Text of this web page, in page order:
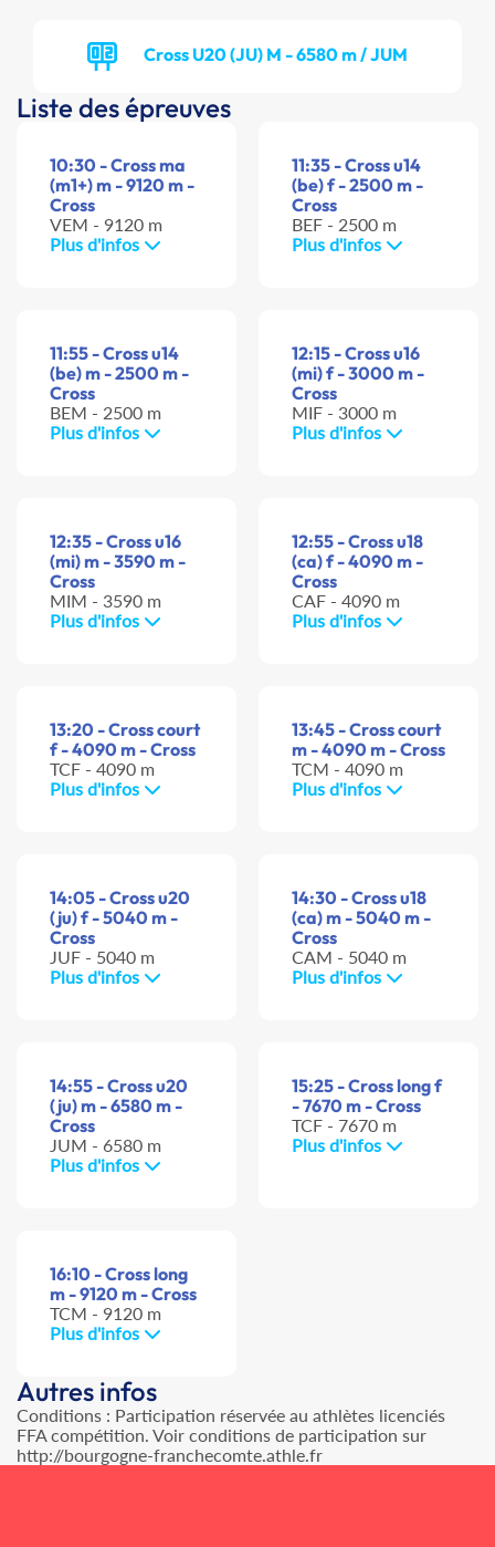
Cross U20 (JU) M - 6580 m / JUM
Liste des épreuves
10:30 - Cross ma
(m1+) m - 9120 m -
Cross
VEM - 9120 m
Plus d'infos
11:35 - Cross u14
(be) f - 2500 m -
Cross
BEF - 2500 m
Plus d'infos
11:55 - Cross u14
(be) m - 2500 m -
Cross
BEM - 2500 m
Plus d'infos
12:15 - Cross u16
(mi) f - 3000 m -
Cross
MIF - 3000 m
Plus d'infos
12:35 - Cross u16
(mi) m - 3590 m -
Cross
MIM - 3590 m
Plus d'infos
12:55 - Cross u18
(ca) f - 4090 m -
Cross
CAF - 4090 m
Plus d'infos
13:20 - Cross court
f - 4090 m - Cross
TCF - 4090 m
Plus d'infos
13:45 - Cross court
m - 4090 m - Cross
TCM - 4090 m
Plus d'infos
14:05 - Cross u20
(ju) f - 5040 m -
Cross
JUF - 5040 m
Plus d'infos
14:30 - Cross u18
(ca) m - 5040 m -
Cross
CAM - 5040 m
Plus d'infos
14:55 - Cross u20
(ju) m - 6580 m -
Cross
JUM - 6580 m
Plus d'infos
15:25 - Cross long f
- 7670 m - Cross
TCF - 7670 m
Plus d'infos
16:10 - Cross long
m - 9120 m - Cross
TCM - 9120 m
Plus d'infos
Autres infos
Conditions : Participation réservée au athlètes licenciés
FFA compétition. Voir conditions de participation sur
http://bourgogne-franchecomte.athle.fr